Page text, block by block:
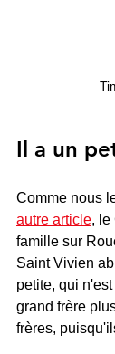
Il a un
Comme nous
autre article, le
famille sur
Saint Vivien
petite, qui
grand frère
frères,